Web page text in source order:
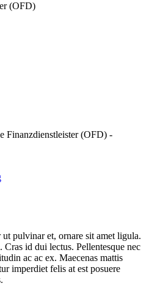
(OFD)
Finanzdienstleister (OFD) -
pulvinar et, ornare sit amet ligula.
id dui lectus. Pellentesque nec
ac ac ex. Maecenas mattis
imperdiet felis at est posuere